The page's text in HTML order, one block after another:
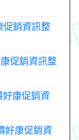
促銷資訊整
促銷資訊整
好康促銷資
好康促銷資